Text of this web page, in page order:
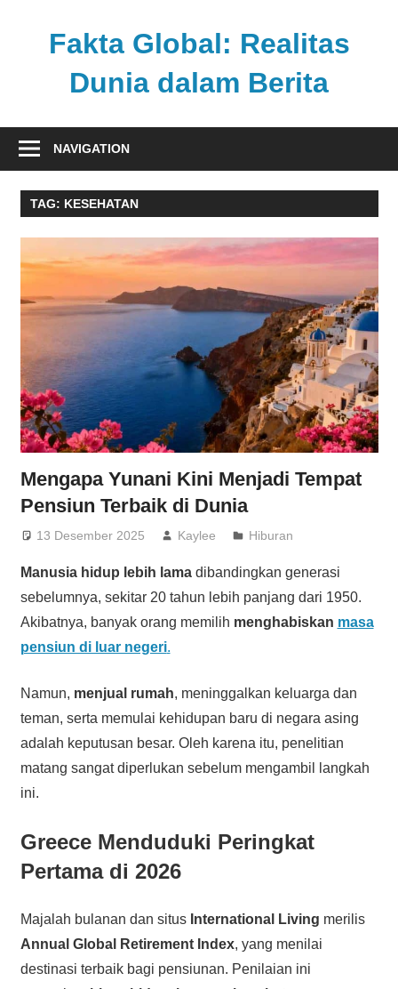
Fakta Global: Realitas
Dunia dalam Berita
kabar
dari
berbagai
pandang
NAVIGATION
TAG: KESEHATAN
Mengapa Yunani Kini Menjadi Tempat
Pensiun Terbaik di Dunia
13 Desember 2025 Kaylee Hiburan
Manusia hidup lebih lamadibandingkan generasi
sebelumnya, sekitar 20 tahun lebih panjang dari 1950.
Akibatnya, banyak orang memilih menghabiskan masa
pensiun di luar negeri.
Namun, menjual rumah, meninggalkan keluarga dan
teman, serta memulai kehidupan baru di negara asing
adalah keputusan besar. Oleh karena itu, penelitian
matang sangat diperlukan sebelum mengambil langkah
ini.
Greece Menduduki Peringkat
Pertama di 2026
Majalah bulanan dan situs International Living merilis
Annual Global Retirement Index, yang menilai
destinasi terbaik bagi pensiunan. Penilaian ini